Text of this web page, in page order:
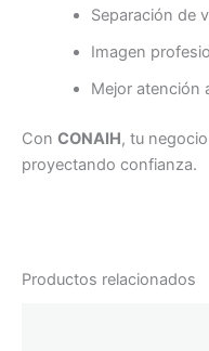
Separación de
Imagen
Mejor atención
Con CONAIH, tu
proyectando confianza.
Productos relacionados